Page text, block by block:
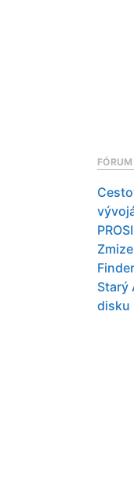
Starý
disku